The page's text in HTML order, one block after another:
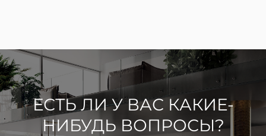
ЕСТЬ ЛИ У ВАС КАКИЕ-
НИБУДЬ ВОПРОСЫ?